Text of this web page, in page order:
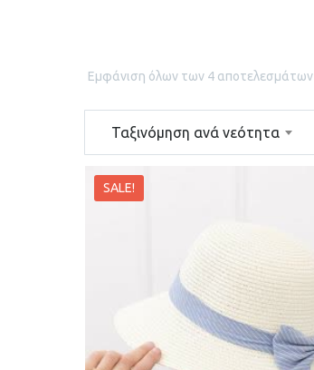
Εμφάνιση όλων των 4 αποτελεσμάτων
Ταξινόμηση ανά νεότητα
SALE!